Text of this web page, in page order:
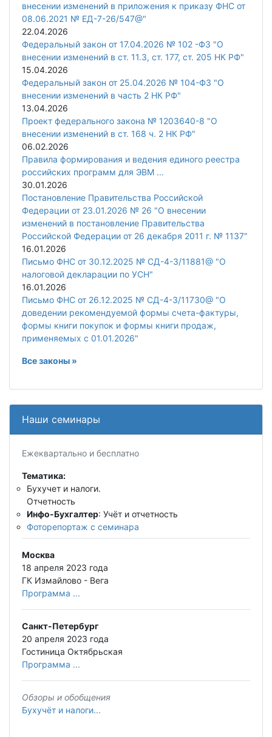
внесении изменений в приложения к приказу ФНС от
08.06.2021 № ЕД-7-26/547@"
22.04.2026
Федеральный закон от 17.04.2026 № 102 -ФЗ "О
внесении изменений в ст. 11.3, ст. 177, ст. 205 НК РФ"
15.04.2026
Федеральный закон от 25.04.2026 № 104-ФЗ "О
внесении изменений в часть 2 НК РФ"
13.04.2026
Проект федерального закона № 1203640-8 "О
внесении изменений в ст. 168 ч. 2 НК РФ"
06.02.2026
Правила формирования и ведения единого реестра
российских программ для ЭВМ ...
30.01.2026
Постановление Правительства Российской
Федерации от 23.01.2026 № 26 "О внесении
изменений в постановление Правительства
Российской Федерации от 26 декабря 2011 г. № 1137"
16.01.2026
Письмо ФНС от 30.12.2025 № СД-4-3/11881@ "О
налоговой декларации по УСН"
16.01.2026
Письмо ФНС от 26.12.2025 № СД-4-3/11730@ "О
доведении рекомендуемой формы счета-фактуры,
формы книги покупок и формы книги продаж,
применяемых с 01.01.2026"
Все законы »
Наши семинары
Ежеквартально и бесплатно
Тематика:
Бухучет и налоги.
Отчетность
Инфо-Бухгалтер: Учёт и отчетность
Фоторепортаж с семинара
Москва
18 апреля 2023 года
ГК Измайлово - Вега
Программа ...
Санкт-Петербург
20 апреля 2023 года
Гостиница Октябрьская
Программа ...
Обзоры и обобщения
Бухучёт и налоги...